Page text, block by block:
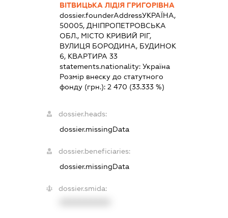
ВІТВИЦЬКА ЛІДІЯ ГРИГОРІВНА
dossier.founderAddressУКРАЇНА,
50005, ДНІПРОПЕТРОВСЬКА
ОБЛ., МІСТО КРИВИЙ РІГ,
ВУЛИЦЯ БОРОДИНА, БУДИНОК
6, КВАРТИРА 33
statements.nationality:Україна
Розмір внеску до статутного
фонду (грн.):2 470 (33.333 %)
dossier.heads:
dossier.missingData
dossier.beneficiaries:
dossier.missingData
dossier.smida: